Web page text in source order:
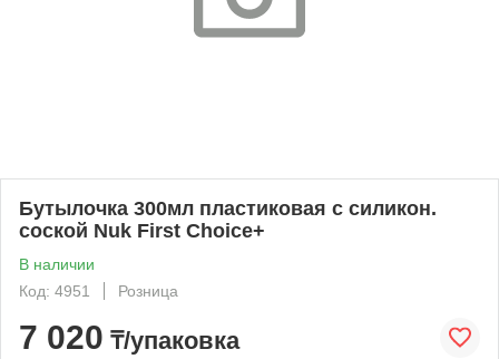
Бутылочка 300мл пластиковая с силикон.
соской Nuk First Choice+
В наличии
Код: 4951
Розница
7 020 ₸/упаковка